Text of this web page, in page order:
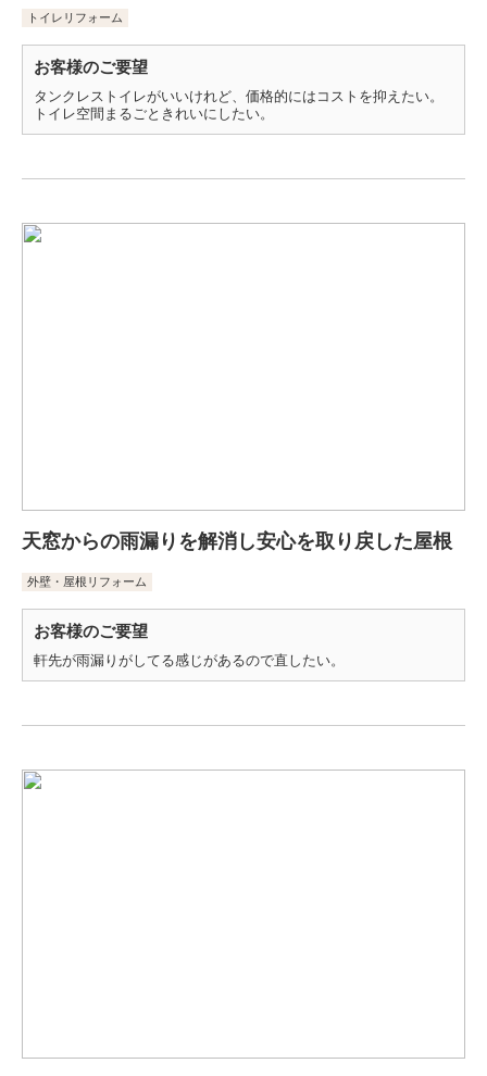
トイレリフォーム
お客様のご要望
タンクレストイレがいいけれど、価格的にはコストを抑えたい。
トイレ空間まるごときれいにしたい。
天窓からの雨漏りを解消し安心を取り戻した屋根
外壁・屋根リフォーム
お客様のご要望
軒先が雨漏りがしてる感じがあるので直したい。